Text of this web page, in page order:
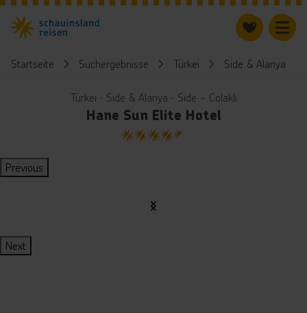
Startseite Suchergebnisse Türkei Side & Alanya
Türkei ∙ Side & Alanya ∙ Side - Colakli
Hane Sun Elite Hotel
4.5
Previous
Next